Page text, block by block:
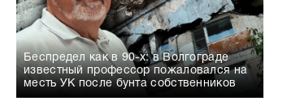
Беспредел как в 90-х: в Волгограде
известный профессор пожаловался на
месть УК после бунта собственников